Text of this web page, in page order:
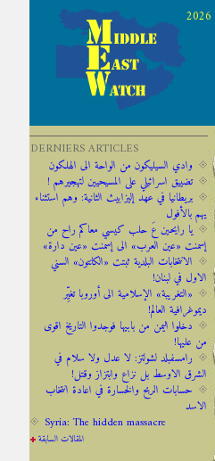
DERNIERS ARTICLES
وادي السيليكون من الواحة الى الهلكون
تضييق اسرائيلي على المسيحيين لتهجيرهم !
‫‫بريطانيا ‫في ‫عهد‬‬ ‫إليزابيث‬ ‫الثانية:‬‬ ‬‬وهم ‫استثناء
‫يهم‬ ‫بالأفول‬ ‬
يا رايحين عَ حلب كيسي معاكم راح من
إسمنت «عين العرب» الى إسمنت «عين دارة»
الانتخابات البلدية ثبتت «الكانتون» السني
الاول في لبنان!
«التغريبة» الإسلامية الى أوروبا تغيِّر
ديموغرافية العالم!
دخلوا اليمن من بابيها فوجدوا التاريخ اقوى
من عليها!
رامسفبلد لشولتز: لا عدل ولا سلام في
الشرق الاوسط بل نزاع وابتزاز وقتل!
حسابات الربح والخسارة في اعادة انتخاب
الاسد
Syria: The hidden massacre
المقالات السابقة